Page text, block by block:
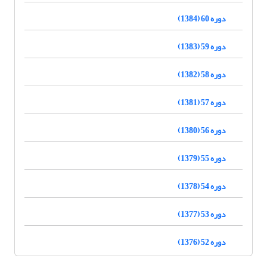
دوره 60 (1384)
دوره 59 (1383)
دوره 58 (1382)
دوره 57 (1381)
دوره 56 (1380)
دوره 55 (1379)
دوره 54 (1378)
دوره 53 (1377)
دوره 52 (1376)